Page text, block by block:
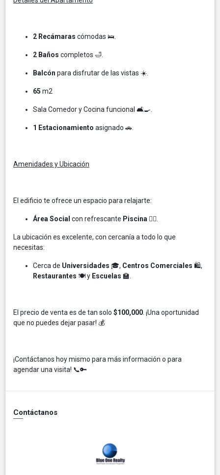
2 Recámaras cómodas 🛌.
2 Baños completos 🛁.
Balcón para disfrutar de las vistas ☀️.
65 m2
Sala Comedor y Cocina funcional 🛋️🍳.
1 Estacionamiento asignado 🚗.
Amenidades y Ubicación
El edificio te ofrece un espacio para relajarte:
Área Social con refrescante Piscina 🏊‍♀️.
La ubicación es excelente, con cercanía a todo lo que
necesitas:
Cerca de Universidades 🎓, Centros Comerciales 🛍️,
Restaurantes 🍽️ y Escuelas 🏫.
El precio de venta es de tan solo $100,000 . ¡Una oportunidad
que no puedes dejar pasar! 💰
¡Contáctanos hoy mismo para más información o para
agendar una visita! 📞🔑
Contáctanos